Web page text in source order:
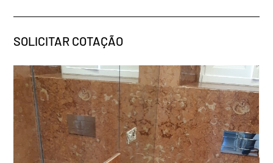
SOLICITAR COTAÇÃO